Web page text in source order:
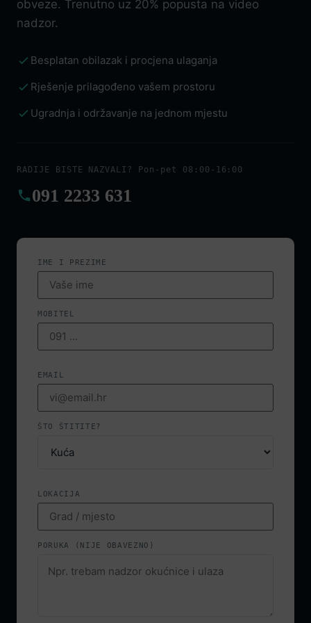
obveze. Trenutno uz 20% popusta na video
nadzor.
Besplatan obilazak i procjena ulaganja
Rješenje prilagođeno vašem prostoru
Ugradnja i održavanje na jednom mjestu
RADIJE BISTE NAZVALI? Pon-pet 08:00-16:00
091 2233 631
IME I PREZIME
MOBITEL
EMAIL
ŠTO ŠTITITE?
LOKACIJA
PORUKA (NIJE OBAVEZNO)